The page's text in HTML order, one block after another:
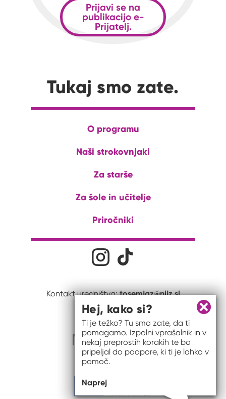
Prijavi se na
publikacijo e-
Prijatelj.
Tukaj smo zate.
O programu
Naši strokovnjaki
Za starše
Za šole in učitelje
Priročniki
Družabna omrežjaNa naš Instagram profil
Kontakt uredništva:tosemjaz@nijz.si
Zapri
Hej, kako si?
Ti je težko? Tu smo zate, da ti
pomagamo. Izpolni vprašalnik in v
nekaj preprostih korakih te bo
pripeljal do podpore, ki ti je lahko v
pomoč.
Naprej